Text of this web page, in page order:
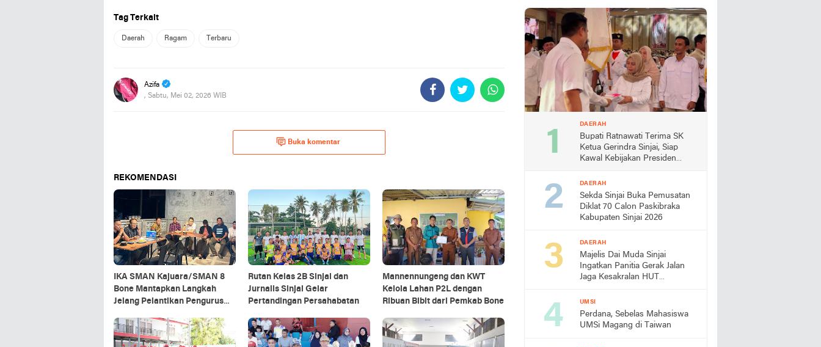
Tag Terkait
Daerah Ragam Terbaru
Azifa
, Sabtu, Mei 02, 2026 WIB
Buka komentar
REKOMENDASI
IKA SMAN Kajuara/SMAN 8
Bone Mantapkan Langkah
Jelang Pelantikan Pengurus
Rutan Kelas 2B Sinjai dan
Jurnalis Sinjai Gelar
Pertandingan Persahabatan
Mannennungeng dan KWT
Kelola Lahan P2L dengan
Ribuan Bibit dari Pemkab Bone
DAERAH
Bupati Ratnawati Terima SK
Ketua Gerindra Sinjai, Siap
Kawal Kebijakan Presiden
DAERAH
Sekda Sinjai Buka Pemusatan
Diklat 70 Calon Paskibraka
Kabupaten Sinjai 2026
DAERAH
Majelis Dai Muda Sinjai
Ingatkan Panitia Gerak Jalan
Jaga Kesakralan HUT
UMSI
Perdana, Sebelas Mahasiswa
UMSi Magang di Taiwan